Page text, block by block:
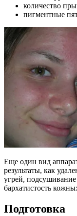
количество
пигментные
Еще один вид
результаты, как
угрей,
бархатистость
Подготовка